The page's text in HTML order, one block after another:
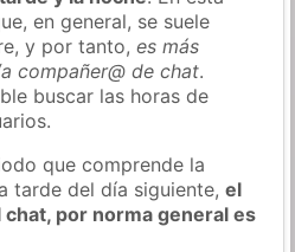
en general, se suele
y por tanto,es más
compañer@ de chat.
buscar las horas de
que comprende la
tarde del día siguiente,el
por norma general es